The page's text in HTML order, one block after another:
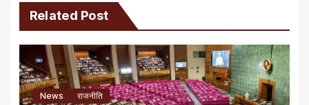
Related Post
News राजनीति